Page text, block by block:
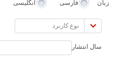
زبان فارسی انگلیسی
نوع
کاربرد
سال انتشار